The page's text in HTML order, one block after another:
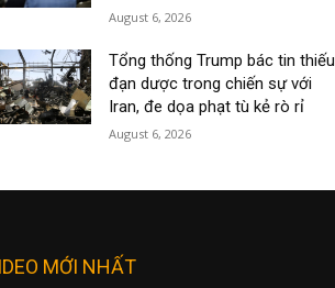
August 6, 2026
Tổng thống Trump bác tin thiếu
đạn dược trong chiến sự với
Iran, đe dọa phạt tù kẻ rò rỉ
August 6, 2026
MỚI NHẤT